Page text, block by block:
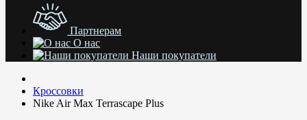
Партнерам
О нас
Наши покупатели
Кроссовки
Nike Air Max Terrascape Plus